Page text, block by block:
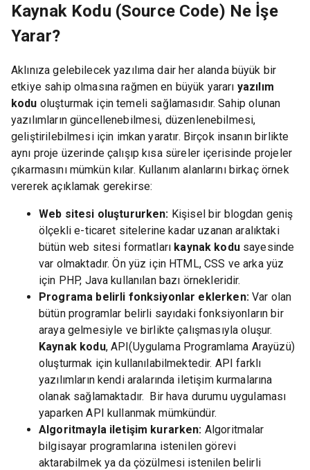
Kaynak Kodu (Source Code) Ne İşe
Yarar?
Aklınıza gelebilecek yazılıma dair her alanda büyük bir
etkiye sahip olmasına rağmen en büyük yararı yazılım
kodu oluşturmak için temeli sağlamasıdır. Sahip olunan
yazılımların güncellenebilmesi, düzenlenebilmesi,
geliştirilebilmesi için imkan yaratır. Birçok insanın birlikte
aynı proje üzerinde çalışıp kısa süreler içerisinde projeler
çıkarmasını mümkün kılar. Kullanım alanlarını birkaç örnek
vererek açıklamak gerekirse:
Web sitesi oluştururken: Kişisel bir blogdan geniş
ölçekli e-ticaret sitelerine kadar uzanan aralıktaki
bütün web sitesi formatları kaynak kodu sayesinde
var olmaktadır. Ön yüz için HTML, CSS ve arka yüz
için PHP, Java kullanılan bazı örnekleridir.
Programa belirli fonksiyonlar eklerken: Var olan
bütün programlar belirli sayıdaki fonksiyonların bir
araya gelmesiyle ve birlikte çalışmasıyla oluşur.
Kaynak kodu, API(Uygulama Programlama Arayüzü)
oluşturmak için kullanılabilmektedir. API farklı
yazılımların kendi aralarında iletişim kurmalarına
olanak sağlamaktadır. Bir hava durumu uygulaması
yaparken API kullanmak mümkündür.
Algoritmayla iletişim kurarken: Algoritmalar
bilgisayar programlarına istenilen görevi
aktarabilmek ya da çözülmesi istenilen belirli